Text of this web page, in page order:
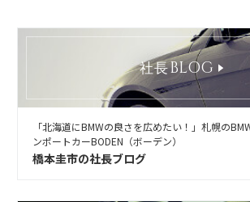
社長BLOG
「北海道にBMWの良さを広めたい！」札幌の
ンポートカーBODEN（ボーデン）
橋本圭市の社長ブログ